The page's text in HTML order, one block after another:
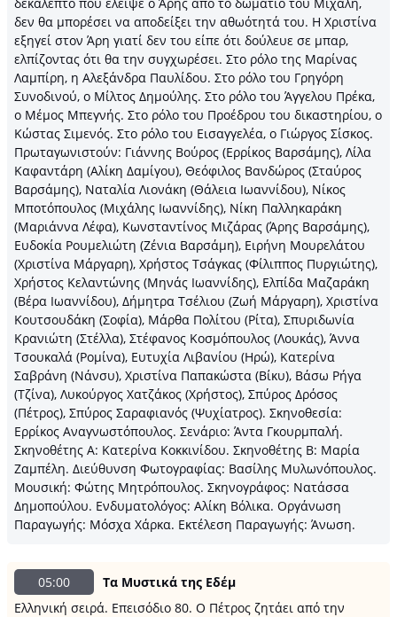
δεν θα μπορέσει να αποδείξει την αθωότητά του. Η Χριστίνα
εξηγεί στον Άρη γιατί δεν του είπε ότι δούλευε σε μπαρ,
ελπίζοντας ότι θα την συγχωρέσει. Στο ρόλο της Μαρίνας
Λαμπίρη, η Αλεξάνδρα Παυλίδου. Στο ρόλο του Γρηγόρη
Συνοδινού, ο Μίλτος Δημούλης. Στο ρόλο του Άγγελου Πρέκα,
ο Μέμος Μπεγνής. Στο ρόλο του Προέδρου του δικαστηρίου, ο
Κώστας Σιμενός. Στο ρόλο του Εισαγγελέα, ο Γιώργος Σίσκος.
Πρωταγωνιστούν: Γιάννης Βούρος (Ερρίκος Βαρσάμης), Λίλα
Καφαντάρη (Αλίκη Δαμίγου), Θεόφιλος Βανδώρος (Σταύρος
Βαρσάμης), Ναταλία Λιονάκη (Θάλεια Ιωαννίδου), Νίκος
Μποτόπουλος (Μιχάλης Ιωαννίδης), Νίκη Παλληκαράκη
(Μαριάννα Λέφα), Κωνσταντίνος Μιζάρας (Άρης Βαρσάμης),
Ευδοκία Ρουμελιώτη (Ζένια Βαρσάμη), Ειρήνη Μουρελάτου
(Χριστίνα Μάργαρη), Χρήστος Τσάγκας (Φίλιππος Πυργιώτης),
Χρήστος Κελαντώνης (Μηνάς Ιωαννίδης), Ελπίδα Μαζαράκη
(Βέρα Ιωαννίδου), Δήμητρα Τσέλιου (Ζωή Μάργαρη), Χριστίνα
Κουτσουδάκη (Σοφία), Μάρθα Πολίτου (Ρίτα), Σπυριδωνία
Κρανιώτη (Στέλλα), Στέφανος Κοσμόπουλος (Λουκάς), Άννα
Τσουκαλά (Ρομίνα), Ευτυχία Λιβανίου (Ηρώ), Κατερίνα
Σαβράνη (Νάνσυ), Χριστίνα Παπακώστα (Βίκυ), Βάσω Ρήγα
(Τζίνα), Λυκούργος Χατζάκος (Χρήστος), Σπύρος Δρόσος
(Πέτρος), Σπύρος Σαραφιανός (Ψυχίατρος). Σκηνοθεσία:
Ερρίκος Αναγνωστόπουλος. Σενάριο: Άντα Γκουρμπαλή.
Σκηνοθέτης Α: Κατερίνα Κοκκινίδου. Σκηνοθέτης Β: Μαρία
Ζαμπέλη. Διεύθυνση Φωτογραφίας: Βασίλης Μυλωνόπουλος.
Μουσική: Φώτης Μητρόπουλος. Σκηνογράφος: Νατάσσα
Δημοπούλου. Ενδυματολόγος: Αλίκη Βόλικα. Οργάνωση
Παραγωγής: Μόσχα Χάρκα. Εκτέλεση Παραγωγής: Άνωση.
05:00
Τα Μυστικά της Εδέμ
Ελληνική σειρά. Επεισόδιο 80. Ο Πέτρος ζητάει από την